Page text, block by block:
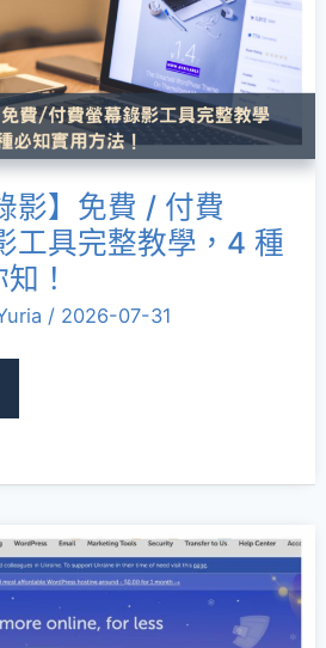
影】免費 / 付費
工具完整教學，4 種
！
/ 2026-07-31